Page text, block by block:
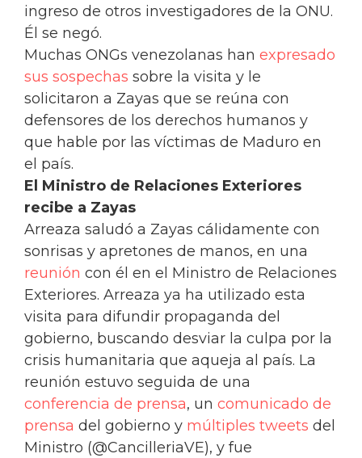
ingreso de otros investigadores de la ONU.
Él se negó.
Muchas ONGs venezolanas han expresado
sus sospechas sobre la visita y le
solicitaron a Zayas que se reúna con
defensores de los derechos humanos y
que hable por las víctimas de Maduro en
el país.
El Ministro de Relaciones Exteriores
recibe a Zayas
Arreaza saludó a Zayas cálidamente con
sonrisas y apretones de manos, en una
reunión con él en el Ministro de Relaciones
Exteriores. Arreaza ya ha utilizado esta
visita para difundir propaganda del
gobierno, buscando desviar la culpa por la
crisis humanitaria que aqueja al país. La
reunión estuvo seguida de una
conferencia de prensa, un comunicado de
prensa del gobierno y múltiples tweets del
Ministro (@CancilleriaVE), y fue